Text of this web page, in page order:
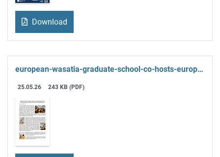
Download
european-wasatia-graduate-school-co-hosts-european-future-talks.pdf
25.05.26 243 KB (PDF)